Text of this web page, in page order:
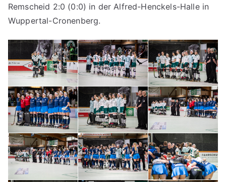
Remscheid 2:0 (0:0) in der Alfred-Henckels-Halle in
Wuppertal-Cronenberg.